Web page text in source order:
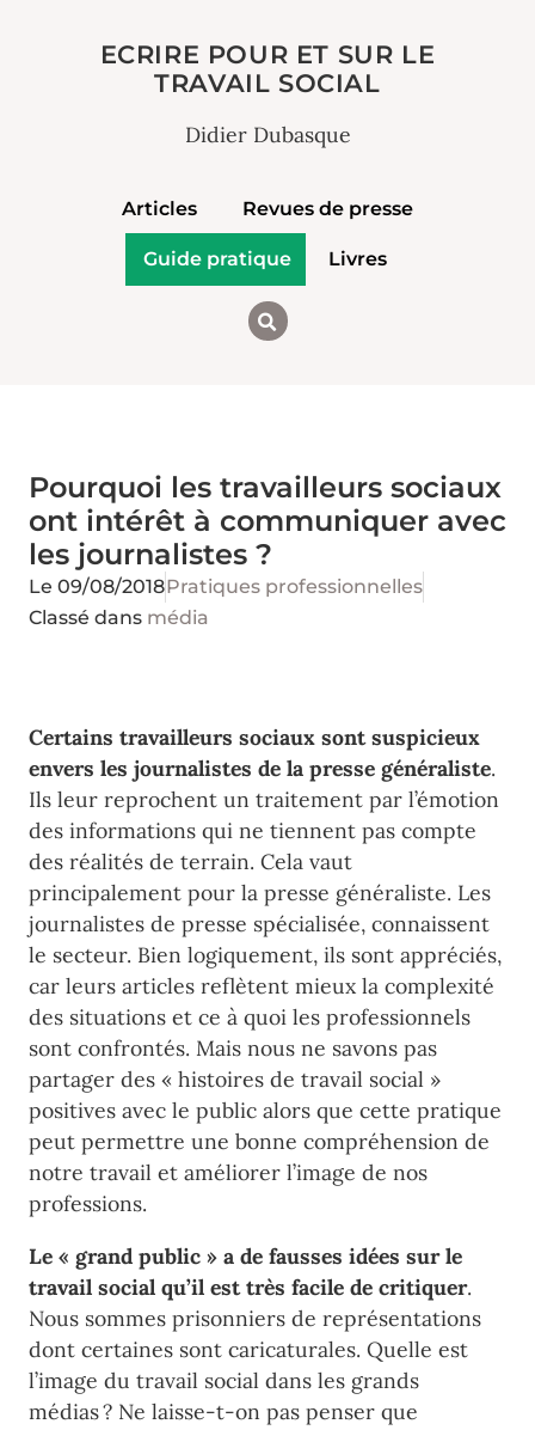
ECRIRE POUR ET SUR LE
TRAVAIL SOCIAL
Didier Dubasque
Articles Revues de presse
Guide pratique Livres
Pourquoi les travailleurs sociaux
ont intérêt à communiquer avec
les journalistes ?
Le 09/08/2018Pratiques professionnelles
Classé dans média
Certains travailleurs sociaux sont suspicieux
envers les journalistes de la presse généraliste.
Ils leur reprochent un traitement par l’émotion
des informations qui ne tiennent pas compte
des réalités de terrain. Cela vaut
principalement pour la presse généraliste. Les
journalistes de presse spécialisée, connaissent
le secteur. Bien logiquement, ils sont appréciés,
car leurs articles reflètent mieux la complexité
des situations et ce à quoi les professionnels
sont confrontés. Mais nous ne savons pas
partager des « histoires de travail social »
positives avec le public alors que cette pratique
peut permettre une bonne compréhension de
notre travail et améliorer l’image de nos
professions.
Le « grand public » a de fausses idées sur le
travail social qu’il est très facile de critiquer.
Nous sommes prisonniers de représentations
dont certaines sont caricaturales. Quelle est
l’image du travail social dans les grands
médias ? Ne laisse-t-on pas penser que